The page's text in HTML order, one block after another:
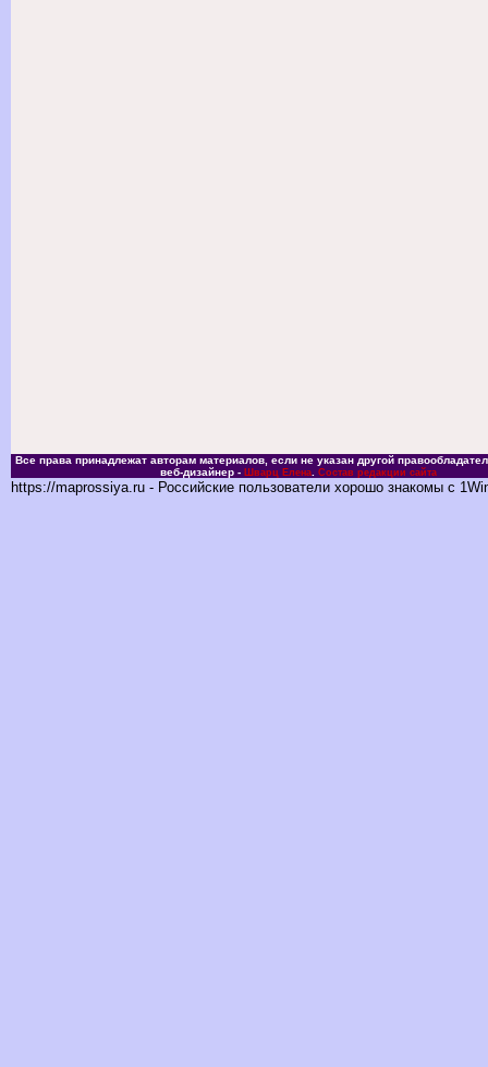
Все права принадлежат авторам материалов, если не указан другой
веб-дизайнер - Шварц Елена. Состав редакции сайта
https://maprossiya.ru - Российские пользователи хорошо знакомы с